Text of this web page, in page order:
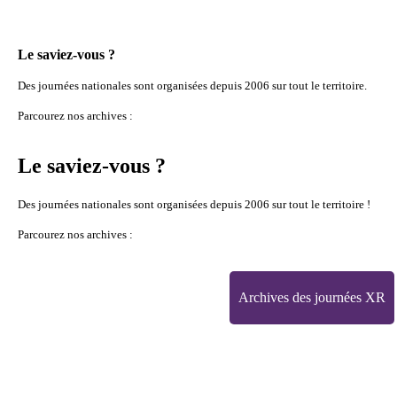
Le saviez-vous ?
Des journées nationales sont organisées depuis 2006 sur tout le territoire.
Parcourez nos archives :
Le saviez-vous ?
Des journées nationales sont organisées depuis 2006 sur tout le territoire !
Parcourez nos archives :
Archives des journées XR